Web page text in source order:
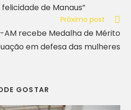
de Manaus”
Próximo post
AM recebe Medalha de Mérito
em defesa das mulheres
GOSTAR